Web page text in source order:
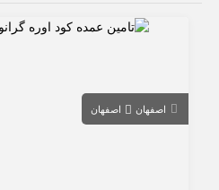
اصفهان اصفهان